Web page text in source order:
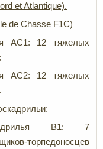
et Atlantique).
de Chasse F1C)
AC1: 12 тяжелых
AC2: 12 тяжелых
B1: 7
торпедоносцев